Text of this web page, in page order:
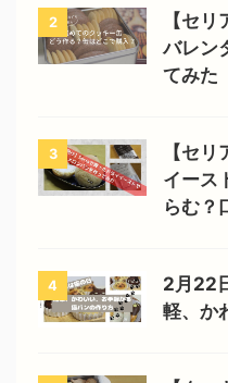
2
【セ
バレン
てみた
3
【セ
イース
らむ？
4
2月22
軽、か